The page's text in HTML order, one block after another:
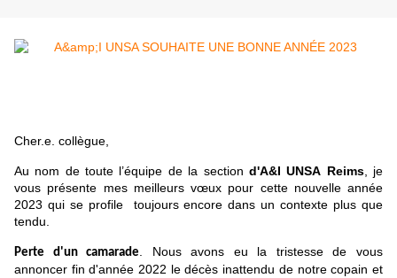
Cher.e. collègue,
Au nom de toute l’équipe de la section d'A&I UNSA Reims, je
vous présente mes meilleurs vœux pour cette nouvelle année
2023 qui se profile toujours encore dans un contexte plus que
tendu.
Perte d'un camarade
. Nous avons eu la tristesse de vous
annoncer fin d'année 2022 le décès inattendu de notre copain et